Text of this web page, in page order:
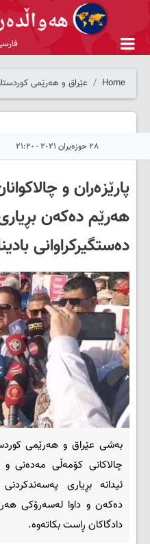
Home عێراق و هەرێمی
٢٨ حوزەیران ٢٠٢١ - ٢١:٢٠
پارێزەران و
هه‌رێم ده‌كه‌ن
دەستگیرکراوانى
بەشی عێراق و هەرێمی
چالاكانی كۆمه‌ڵی مه‌ده‌نی و
ئیدانه‌ بڕیاری
ده‌كه‌ن و داوا له‌سه‌رۆكی
دادگاكان ڕاست بكاته‌وه‌.